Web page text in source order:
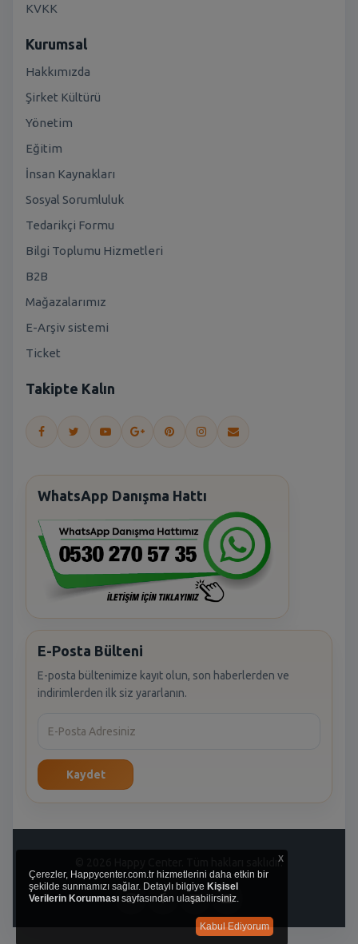
KVKK
Kurumsal
Hakkımızda
Şirket Kültürü
Yönetim
Eğitim
İnsan Kaynakları
Sosyal Sorumluluk
Tedarikçi Formu
Bilgi Toplumu Hizmetleri
B2B
Mağazalarımız
E-Arşiv sistemi
Ticket
Takipte Kalın
WhatsApp Danışma Hattı
E-Posta Bülteni
E-posta bültenimize kayıt olun, son haberlerden ve
indirimlerden ilk siz yararlanın.
Kaydet
© 2026 Happy Center. Tüm hakları saklıdır.
x
Çerezler, Happycenter.com.tr hizmetlerini daha etkin bir
şekilde sunmamızı sağlar. Detaylı bilgiye Kişisel
Verilerin Korunması sayfasından ulaşabilirsiniz.
Kabul Ediyorum